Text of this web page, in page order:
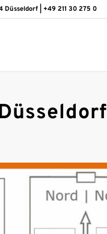
Düsseldorf | +49 211 30 275 0